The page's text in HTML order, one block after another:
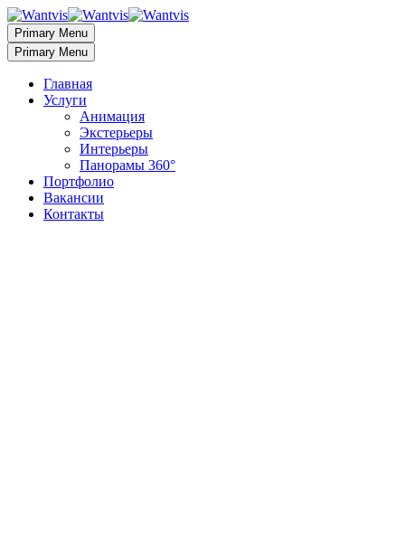
Primary Menu
Primary Menu
Главная
Услуги
Анимация
Экстерьеры
Интерьеры
Панорамы 360°
Портфолио
Вакансии
Контакты